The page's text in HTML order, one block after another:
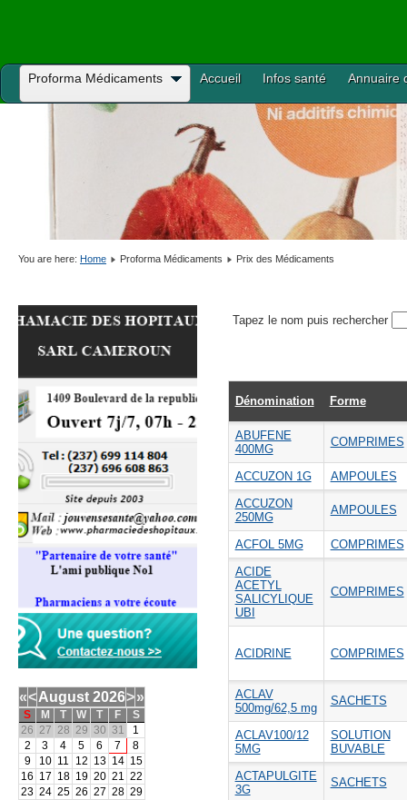
Proforma Médicaments Accueil Infos santé Annuaire
You are here: Home Proforma Médicaments Prix des Médicaments
«<August 2026>»
S M T W T F
S
26 27 28 29 30 31
1
2
3 4 5 6 7
8
9
10 11 12 13 14 15
16 17 18 19 20 21 22
23 24 25 26 27 28 29
Tapez le nom puis rechercher
Dénomination Forme
ABUFENE
400MG
COMPRIMES
ACCUZON 1G
AMPOULES
ACCUZON
250MG
AMPOULES
ACFOL 5MG
COMPRIMES
ACIDE
ACETYL
SALICYLIQUE
UBI
COMPRIMES
ACIDRINE COMPRIMES
ACLAV
500mg/62,5 mg
SACHETS
ACLAV100/12
5MG
SOLUTION
BUVABLE
ACTAPULGITE
3G
SACHETS